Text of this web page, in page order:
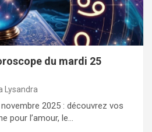
du mardi 25
Lysandra
2025 : découvrez vos
pour l’amour, le…